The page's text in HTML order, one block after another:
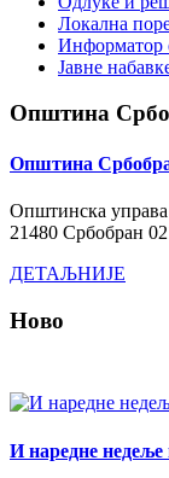
Локална
Информатор
Јавне
Општина
Општина
Општинска
21480 Србобран
ДЕТАЉНИЈЕ
Ново
И наредне